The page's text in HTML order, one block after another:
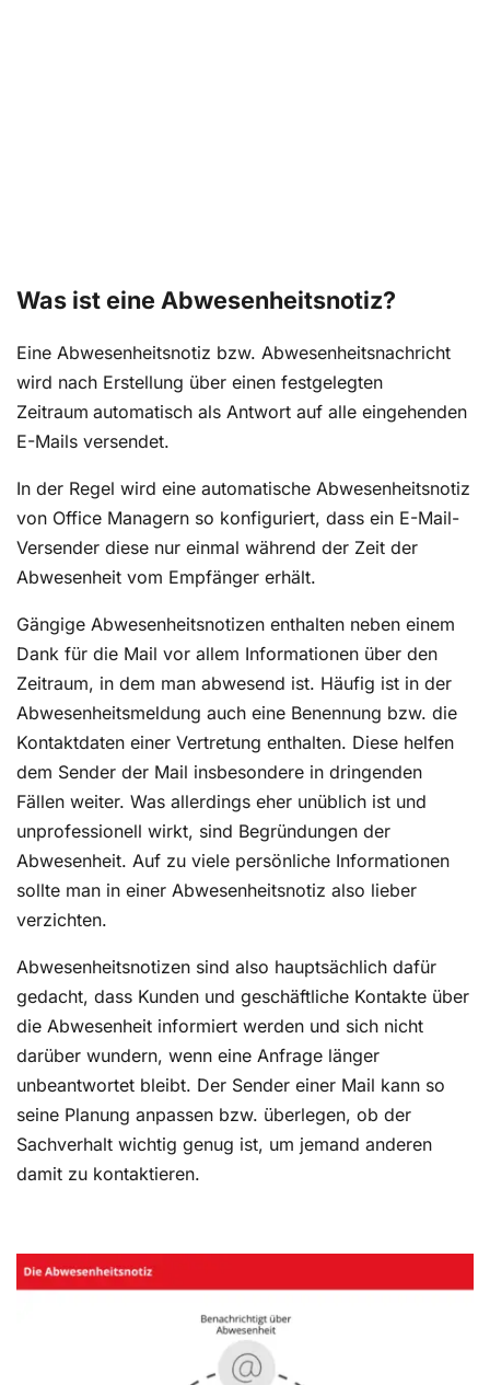
Was ist eine Abwesenheitsnotiz?
Eine Abwesenheitsnotiz bzw. Abwesenheitsnachricht
wird nach Erstellung über einen festgelegten
Zeitraum automatisch als Antwort auf alle eingehenden
E-Mails versendet.
In der Regel wird eine automatische Abwesenheitsnotiz
von Office Managern so konfiguriert, dass ein E-Mail-
Versender diese nur einmal während der Zeit der
Abwesenheit vom Empfänger erhält.
Gängige Abwesenheitsnotizen enthalten neben einem
Dank für die Mail vor allem Informationen über den
Zeitraum, in dem man abwesend ist. Häufig ist in der
Abwesenheitsmeldung auch eine Benennung bzw. die
Kontaktdaten einer Vertretung enthalten. Diese helfen
dem Sender der Mail insbesondere in dringenden
Fällen weiter. Was allerdings eher unüblich ist und
unprofessionell wirkt, sind Begründungen der
Abwesenheit. Auf zu viele persönliche Informationen
sollte man in einer Abwesenheitsnotiz also lieber
verzichten.
Abwesenheitsnotizen sind also hauptsächlich dafür
gedacht, dass Kunden und geschäftliche Kontakte über
die Abwesenheit informiert werden und sich nicht
darüber wundern, wenn eine Anfrage länger
unbeantwortet bleibt. Der Sender einer Mail kann so
seine Planung anpassen bzw. überlegen, ob der
Sachverhalt wichtig genug ist, um jemand anderen
damit zu kontaktieren.